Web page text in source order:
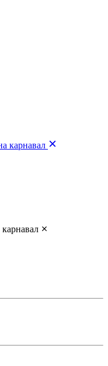
карнавал
карнавал